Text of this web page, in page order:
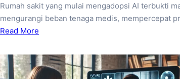
Rumah sakit yang mulai mengadopsi AI terbukti
mengurangi beban tenaga medis, mempercepat
Read More